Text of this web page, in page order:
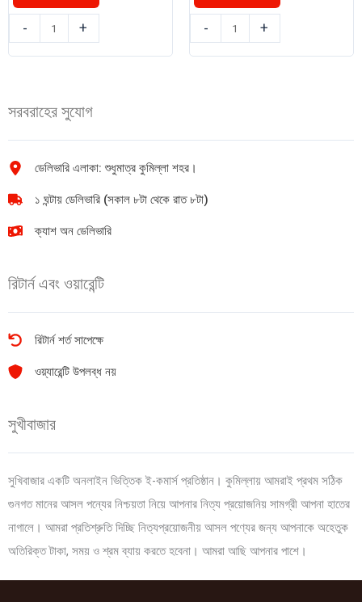
-
মরিচ
50g
+ -
লং
+
সরবরাহের সুযোগ
ডেলিভারি এলাকা: শুধুমাত্র কুমিল্লা শহর।
১ ঘন্টায় ডেলিভারি (সকাল ৮টা থেকে রাত ৮টা)
ক্যাশ অন ডেলিভারি
রিটার্ন এবং ওয়ারেন্টি
রিটার্ন শর্ত সাপেক্ষে
ওয়্যারেন্টি উপলব্ধ নয়
সুখীবাজার
সুখিবাজার একটি অনলাইন ভিত্তিক ই-কমার্স প্রতিষ্ঠান। কুমিল্লায় আমরাই প্রথম সঠিক
গুনগত মানের আসল পন্যের নিশ্চয়তা নিয়ে আপনার নিত্য প্রয়োজনিয় সামগ্রী আপনা হাতের
নাগালে। আমরা প্রতিশ্রুতি দিচ্ছি নিত্যপ্রয়োজনীয় আসল পণ্যের জন্য আপনাকে অহেতুক
অতিরিক্ত টাকা, সময় ও শ্রম ব্যায় করতে হবেনা। আমরা আছি আপনার পাশে।